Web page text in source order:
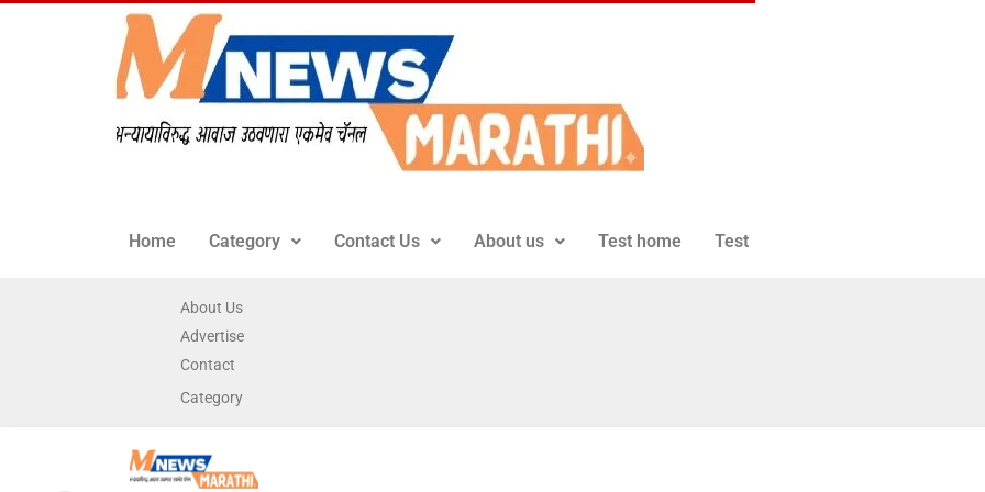
Home Category Contact Us About us Test home Test
About Us
Advertise
Contact
Category